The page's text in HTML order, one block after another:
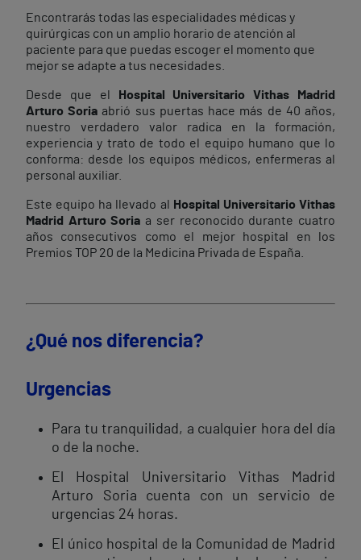
Encontrarás todas las especialidades médicas y
quirúrgicas con un amplio horario de atención al
paciente para que puedas escoger el momento que
mejor se adapte a tus necesidades.
Desde que el
Hospital Universitario Vithas Madrid
Arturo Soriaabrió sus puertas hace más de 40 años,
nuestro verdadero valor radica en la formación,
experiencia y trato de todo el equipo humano que lo
conforma: desde los equipos médicos, enfermeras al
personal auxiliar.
Este equipo ha llevado al
Hospital Universitario Vithas
Madrid Arturo Soriaa ser reconocido durante cuatro
años consecutivos como el mejor hospital en los
Premios TOP 20 de la Medicina Privada de España.
¿Qué nos diferencia?
Urgencias
Para tu tranquilidad, a cualquier hora del día
o de la noche.
El Hospital Universitario Vithas Madrid
Arturo Soria cuenta con un servicio de
urgencias 24 horas.
El único hospital de la Comunidad de Madrid